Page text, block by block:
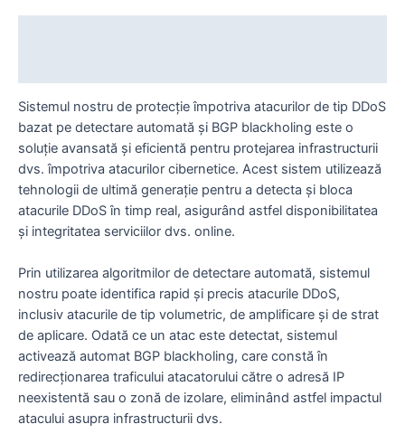
Sistemul nostru de protecție împotriva atacurilor de tip DDoS
bazat pe detectare automată și BGP blackholing este o
soluție avansată și eficientă pentru protejarea infrastructurii
dvs. împotriva atacurilor cibernetice. Acest sistem utilizează
tehnologii de ultimă generație pentru a detecta și bloca
atacurile DDoS în timp real, asigurând astfel disponibilitatea
și integritatea serviciilor dvs. online.
Prin utilizarea algoritmilor de detectare automată, sistemul
nostru poate identifica rapid și precis atacurile DDoS,
inclusiv atacurile de tip volumetric, de amplificare și de strat
de aplicare. Odată ce un atac este detectat, sistemul
activează automat BGP blackholing, care constă în
redirecționarea traficului atacatorului către o adresă IP
neexistentă sau o zonă de izolare, eliminând astfel impactul
atacului asupra infrastructurii dvs.